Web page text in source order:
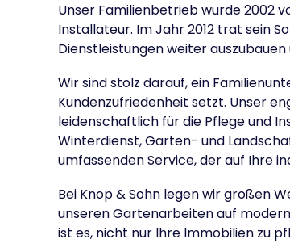
Unser Familienbetrieb wurde 2002
Installateur. Im Jahr 2012 trat sein
Dienstleistungen weiter
Wir sind stolz darauf, ein
Kundenzufriedenheit setzt. Unser
leidenschaftlich für die Pflege und
Winterdienst, Garten- und
umfassenden Service, der auf Ihre
Bei Knop & Sohn legen wir großen
unseren Gartenarbeiten auf
ist es, nicht nur Ihre Immobilien zu